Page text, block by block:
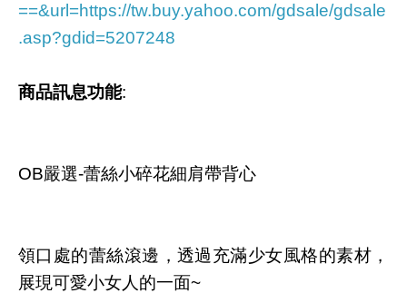
==&url=https://tw.buy.yahoo.com/gdsale/gdsale
.asp?gdid=5207248
商品訊息功能:
OB嚴選-蕾絲小碎花細肩帶背心
領口處的蕾絲滾邊，透過充滿少女風格的素材，
展現可愛小女人的一面~